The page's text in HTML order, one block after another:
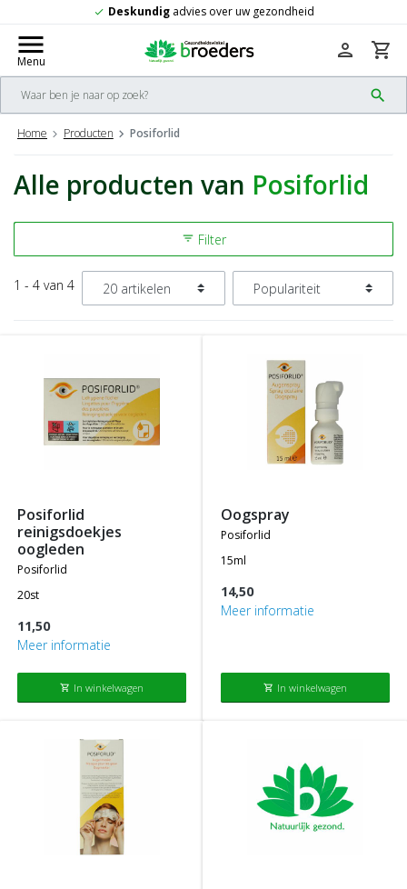
check Deskundigadvies over uw gezondheid
menu
Menu
search
person shopping_cart
Home Producten Posiforlid
Alle producten van Posiforlid
filter_list Filter
1 - 4 van 4
posiforlid
reinigsdoekjes
oogleden
posiforlid
20st
11,50
Meer informatie
shopping_cart In winkelwagen
oogspray
posiforlid
15ml
14,50
Meer informatie
shopping_cart In winkelwagen